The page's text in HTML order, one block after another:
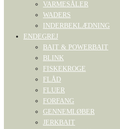
VARMESÅLER
WADERS
INDERBEKLÆDNING
ENDEGREJ
BAIT & POWERBAIT
BLINK
FISKEKROGE
FLÅD
FLUER
FORFANG
GENNEMLØBER
JERKBAIT